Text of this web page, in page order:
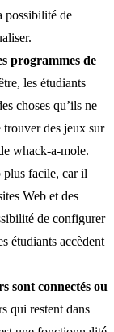
possibilité de
programmes de
les étudiants
choses qu’ils ne
trouver des jeux sur
whack-a-mole.
plus facile, car il
Web et des
de configurer
étudiants accèdent
sont connectés ou
qui restent dans